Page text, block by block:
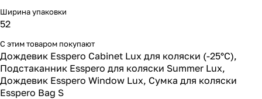
Ширина упаковки
52
С этим товаром покупают
Дождевик Esspero Cabinet Lux для коляски (-25°С),
Подстаканник Esspero для коляски Summer Lux,
Дождевик Esspero Window Lux, Сумка для коляски
Esspero Bag S